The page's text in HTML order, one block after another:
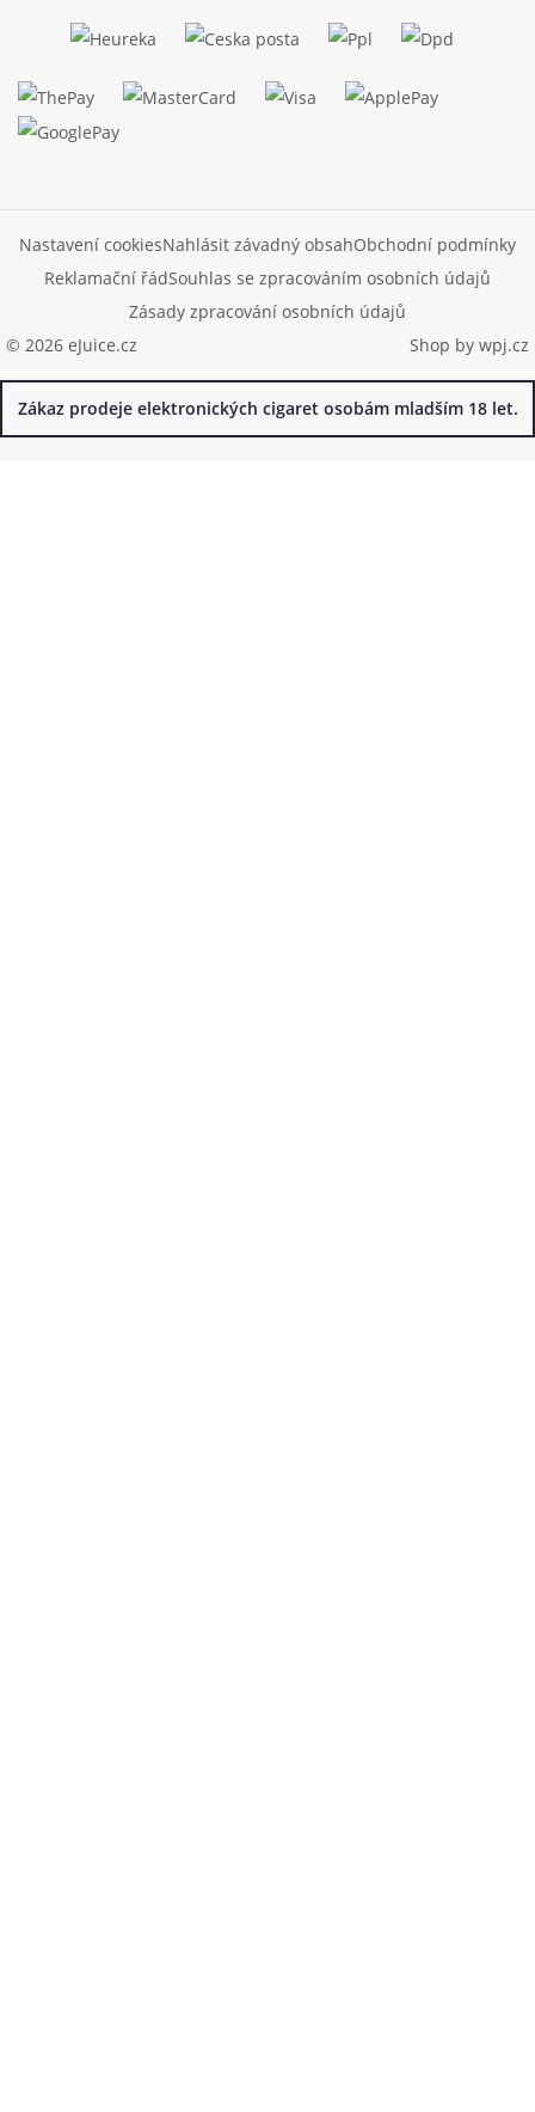
© 2026 eJuice.cz
Nastavení cookiesNahlásit závadný obsahObchodní podmínky
Reklamační řádSouhlas se zpracováním osobních údajů
Zásady zpracování osobních údajů
Shop by wpj.cz
Zákaz prodeje elektronických cigaret osobám mladším 18 let.